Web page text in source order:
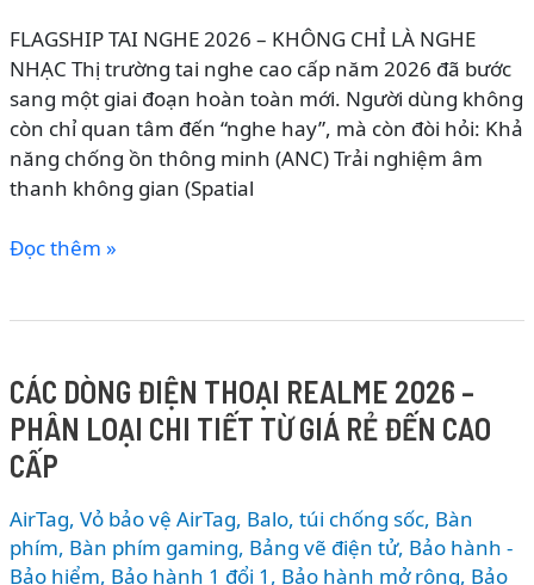
FLAGSHIP TAI NGHE 2026 – KHÔNG CHỈ LÀ NGHE
NHẠC Thị trường tai nghe cao cấp năm 2026 đã bước
sang một giai đoạn hoàn toàn mới. Người dùng không
còn chỉ quan tâm đến “nghe hay”, mà còn đòi hỏi: Khả
năng chống ồn thông minh (ANC) Trải nghiệm âm
thanh không gian (Spatial
So
vs
Sony
WH-
1000XM6
vs
Bose
QC
Đọc thêm »
CÁC DÒNG ĐIỆN THOẠI REALME 2026 –
PHÂN LOẠI CHI TIẾT TỪ GIÁ RẺ ĐẾN CAO
CẤP
AirTag, Vỏ bảo vệ AirTag, Balo, túi chống sốc, Bàn
phím, Bàn phím gaming, Bảng vẽ điện tử, Bảo hành -
Bảo hiểm, Bảo hành 1 đổi 1 , Bảo hành mở rộng, Bảo